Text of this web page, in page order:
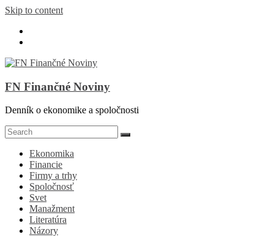
Skip to content
FN Finančné Noviny
Denník o ekonomike a spoločnosti
Ekonomika
Financie
Firmy a trhy
Spoločnosť
Svet
Manažment
Literatúra
Názory